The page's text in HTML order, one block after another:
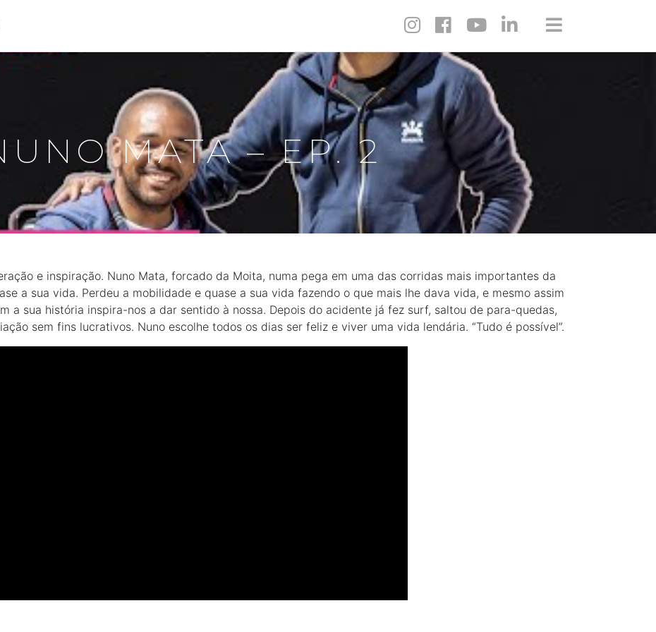
MATA – EP. 2
e inspiração. Nuno Mata, forcado da Moita, numa pega em uma das corridas mais importantes da
a sua vida. Perdeu a mobilidade e quase a sua vida fazendo o que mais lhe dava vida, e mesmo assim
a sua história inspira-nos a dar sentido à nossa. Depois do acidente já fez surf, saltou de para-quedas,
sem fins lucrativos. Nuno escolhe todos os dias ser feliz e viver uma vida lendária. “Tudo é possível”.